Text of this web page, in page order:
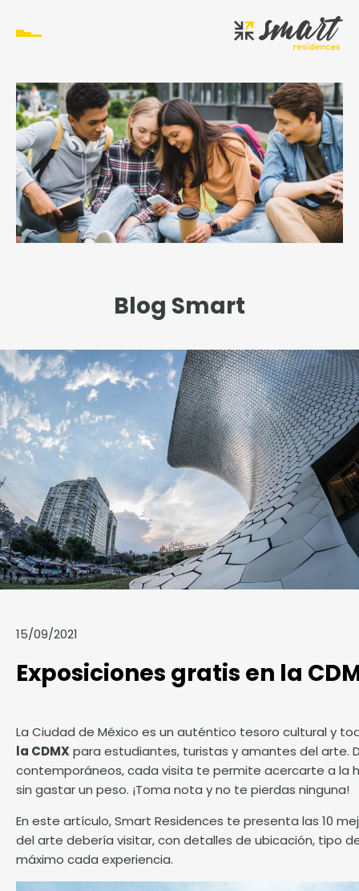
Blog Smart
15/09/2021
Exposiciones gratis en la
La Ciudad de México es un auténtico tesoro cultural y
la CDMX para estudiantes, turistas y amantes del arte.
contemporáneos, cada visita te permite acercarte a la
sin gastar un peso. ¡Toma nota y no te pierdas ninguna!
En este artículo,Smart Residences te presenta las 10
del arte debería visitar, con detalles de ubicación, tipo
máximo cada experiencia.